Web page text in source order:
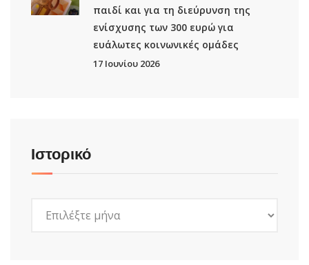
παιδί και για τη διεύρυνση της
ενίσχυσης των 300 ευρώ για
ευάλωτες κοινωνικές ομάδες
17 Ιουνίου 2026
Ιστορικό